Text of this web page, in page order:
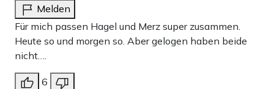
Melden
Für mich passen Hagel und Merz super zusammen.
Heute so und morgen so. Aber gelogen haben beide
nicht….
6